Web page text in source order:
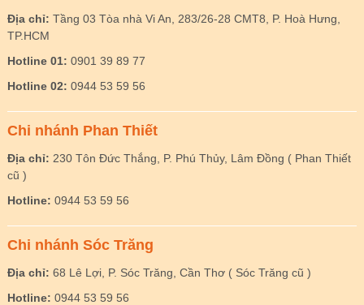
Địa chỉ: Tầng 03 Tòa nhà Vi An, 283/26-28 CMT8, P. Hoà Hưng,
TP.HCM
Hotline 01: 0901 39 89 77
Hotline 02: 0944 53 59 56
Chi nhánh Phan Thiết
Địa chỉ: 230 Tôn Đức Thắng, P. Phú Thủy, Lâm Đồng ( Phan Thiết
cũ )
Hotline: 0944 53 59 56
Chi nhánh Sóc Trăng
Địa chỉ: 68 Lê Lợi, P. Sóc Trăng, Cần Thơ ( Sóc Trăng cũ )
Hotline: 0944 53 59 56